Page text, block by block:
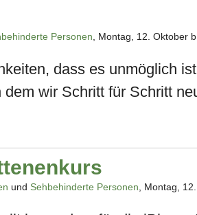
Personen , Montag, 12. Oktober
dass es unmöglich
wir Schritt für Schritt
und Sehbehinderte Personen , Montag,